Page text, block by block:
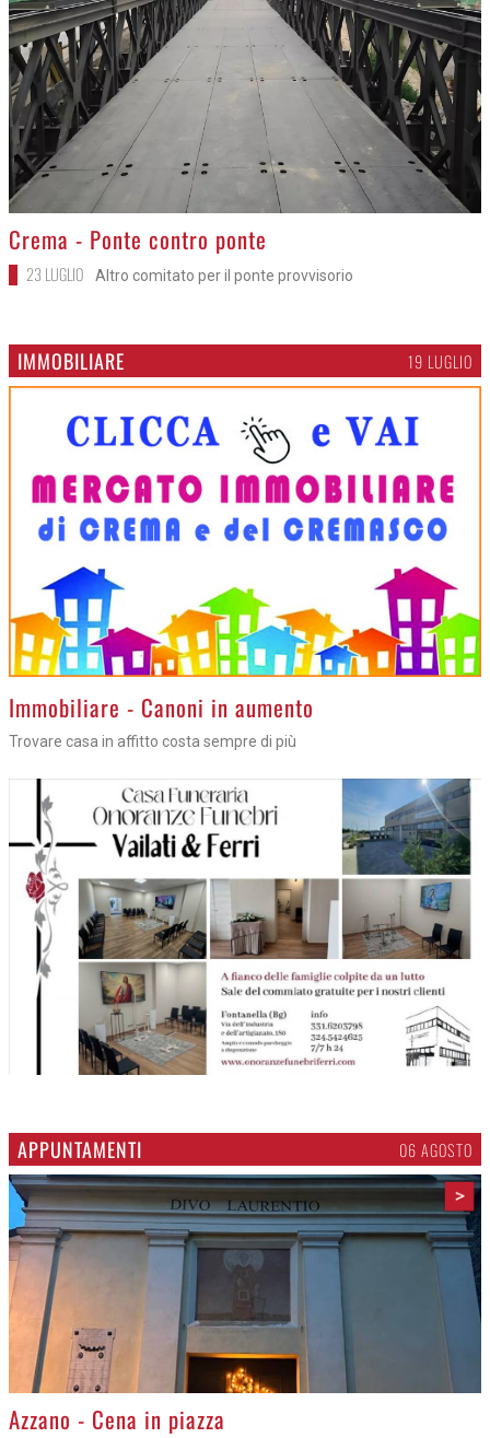
>
Crema - Ponte contro ponte
23 LUGLIO Altro comitato per il ponte provvisorio
IMMOBILIARE 19 LUGLIO
>Immobiliare - Canoni in aumento
Trovare casa in affitto costa sempre di più
APPUNTAMENTI 06 AGOSTO
>
Azzano - Cena in piazza